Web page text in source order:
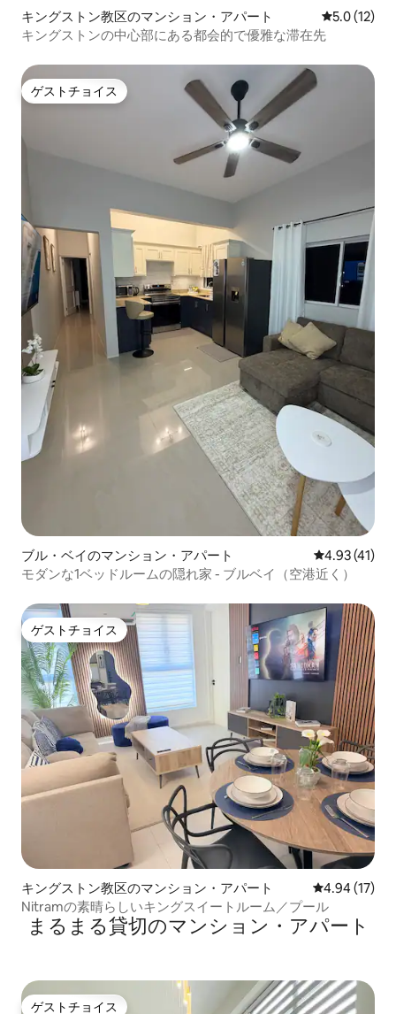
キングストン教区のマンション・アパート レビュー12
5.0 (12)
キングストンの中心部にある都会的で優雅な滞在先
ゲストチョイス
ゲストチョイス
ブル・ベイのマンション・アパート レビュー41
4.93 (41)
モダンな1ベッドルームの隠れ家 - ブルベイ（空港近く）
ゲストチョイス
ゲストチョイス
キングストン教区のマンション・アパート レビュー17
4.94 (17)
Nitramの素晴らしいキングスイートルーム／プール
まるまる貸切のマンション・アパート
ゲストチョイス